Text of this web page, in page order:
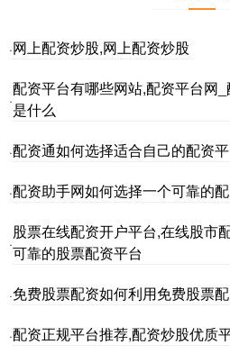
·网上配资炒股,网上配资炒股
·
配资平台有哪些网站,配资平台网
是什么
·配资通如何选择适合自己的配资
·配资助手网如何选择一个可靠的
·
股票在线配资开户平台,在线股市
可靠的股票配资平台
·免费股票配资如何利用免费股票
·配资正规平台推荐,配资炒股优质